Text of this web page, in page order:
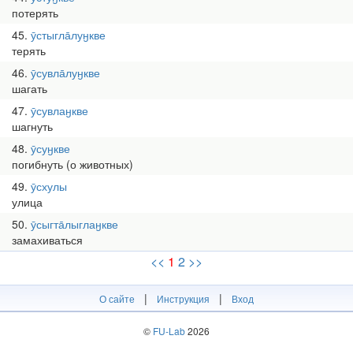
потерять
45 ӯстыгла̄луӈкве
терять
46 ӯсувла̄луӈкве
шагать
47 ӯсувлаӈкве
шагнуть
48 ӯсуӈкве
погибнуть (о животных)
49 ӯсхулы
улица
50 ӯсыгта̄лыглаӈкве
замахиваться
<< 1 2 >>
О сайте | Инструкция | Вход
© FU-Lab2026